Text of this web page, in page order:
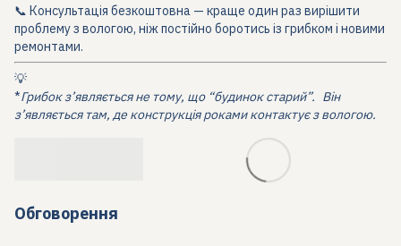
📞 Консультація безкоштовна — краще один раз вирішити
проблему з вологою, ніж постійно боротись із грибком і новими
ремонтами.
💡
*Грибок з’являється не тому, що “будинок старий”. Він
з’являється там, де конструкція роками контактує з вологою.
Обговорення